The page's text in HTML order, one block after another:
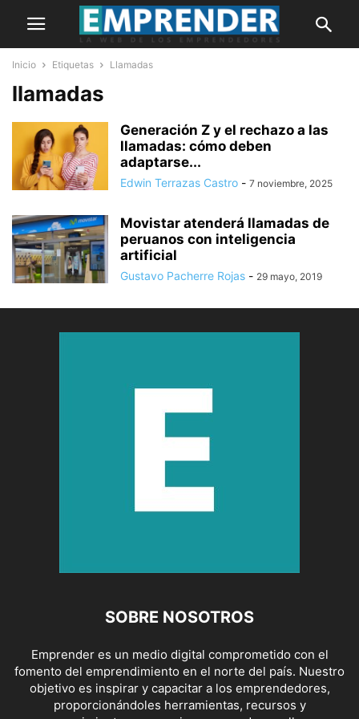
Inicio Etiquetas Llamadas
llamadas
Generación Z y el rechazo a las
llamadas: cómo deben
adaptarse...
Edwin Terrazas Castro - 7 noviembre, 2025
Movistar atenderá llamadas de
peruanos con inteligencia
artificial
Gustavo Pacherre Rojas - 29 mayo, 2019
SOBRE NOSOTROS
Emprender es un medio digital comprometido con el
fomento del emprendimiento en el norte del país. Nuestro
objetivo es inspirar y capacitar a los emprendedores,
proporcionándoles herramientas, recursos y